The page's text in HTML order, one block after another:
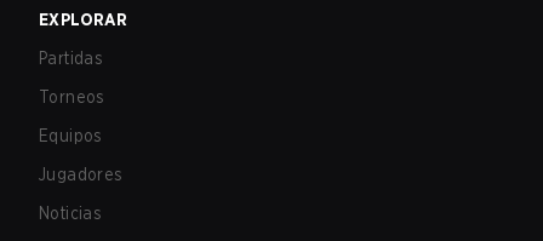
EXPLORAR
Partidas
Torneos
Equipos
Jugadores
Noticias